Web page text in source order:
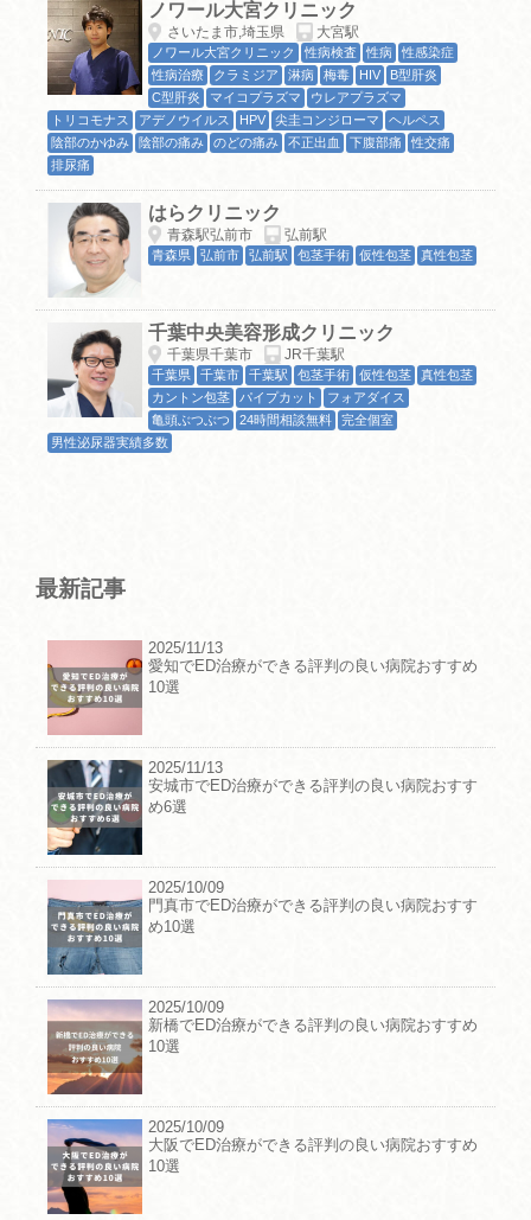
ノワール大宮クリニック
さいたま市,埼玉県 大宮駅
ノワール大宮クリニック 性病検査 性病
性感染症
性病治療
クラミジア 淋病 梅毒 HIV
B型肝炎
C型肝炎
マイコプラズマ
ウレアプラズマ
トリコモナス
アデノウイルス HPV 尖圭コンジローマ
ヘルペス
陰部のかゆみ
陰部の痛み のどの痛み 不正出血 下腹部痛
性交痛
排尿痛
はらクリニック
青森駅弘前市 弘前駅
青森県 弘前市 弘前駅 包茎手術 仮性包茎 真性包茎
千葉中央美容形成クリニック
千葉県千葉市 JR千葉駅
千葉県 千葉市 千葉駅 包茎手術 仮性包茎
真性包茎
カントン包茎
パイプカット
フォアダイス
亀頭ぶつぶつ
24時間相談無料
完全個室
男性泌尿器実績多数
最新記事
2025/11/13
愛知でED治療ができる評判の良い病院おすすめ
10選
2025/11/13
安城市でED治療ができる評判の良い病院おすす
め6選
2025/10/09
門真市でED治療ができる評判の良い病院おすす
め10選
2025/10/09
新橋でED治療ができる評判の良い病院おすすめ
10選
2025/10/09
大阪でED治療ができる評判の良い病院おすすめ
10選